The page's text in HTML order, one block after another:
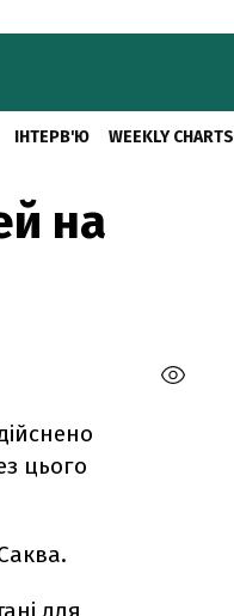
ІНТЕРВ'Ю WEEKLY CHARTS
на
цього